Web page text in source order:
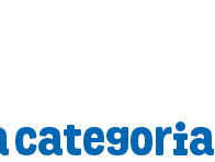
categoria